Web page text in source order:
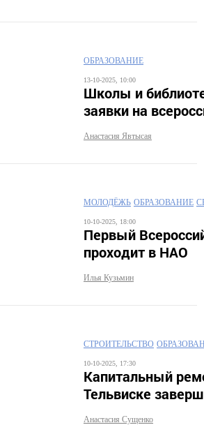
ОБРАЗОВАНИЕ
13-10-2025, 10:00
Школы и
заявки на
Анастасия Явтысая
МОЛОДЁЖЬ ОБРАЗОВАНИЕ
10-10-2025, 18:00
Первый
проходит в НАО
Илья Кузьмин
СТРОИТЕЛЬСТВО
10-10-2025, 17:30
Капитальный
Тельвиске
Анастасия Сущенко